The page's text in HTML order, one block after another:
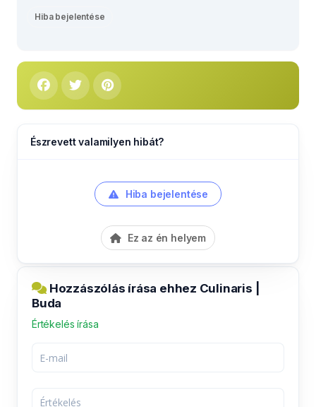
Hiba bejelentése
Észrevett valamilyen hibát?
Hiba bejelentése
Ez az én helyem
Hozzászólás írása ehhez Culinaris |
Buda
Értékelés írása